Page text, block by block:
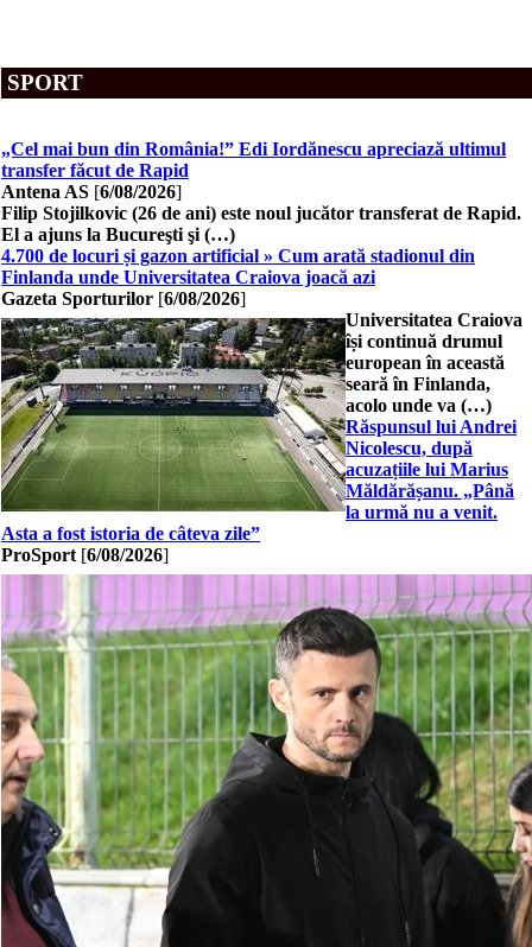
SPORT
„Cel mai bun din România!” Edi Iordănescu apreciază ultimul
transfer făcut de Rapid
Antena AS [6/08/2026]
Filip Stojilkovic (26 de ani) este noul jucător transferat de Rapid.
El a ajuns la Bucureşti şi (…)
4.700 de locuri și gazon artificial » Cum arată stadionul din
Finlanda unde Universitatea Craiova joacă azi
Gazeta Sporturilor [6/08/2026]
Universitatea Craiova
își continuă drumul
european în această
seară în Finlanda,
acolo unde va (…)
Răspunsul lui Andrei
Nicolescu, după
acuzațiile lui Marius
Măldărășanu. „Până
la urmă nu a venit.
Asta a fost istoria de câteva zile”
ProSport [6/08/2026]